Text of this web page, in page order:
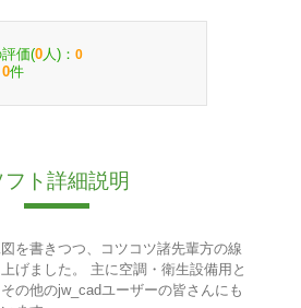
価(0 人)： 0
0件
フト詳細説明
を書きつつ、コツコツ諸先輩方の線
げました。 主に空調・衛生設備用と
の他のjw_cadユーザーの皆さんにも